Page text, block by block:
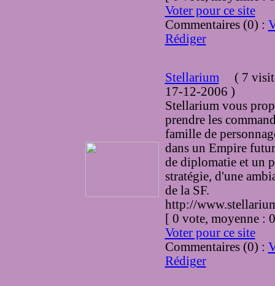
Voter pour ce site
Commentaires (0) :
Rédiger
Stellarium (7
17-12-2006 )
Stellarium vous
prendre les
famille de
dans un Empire
de diplomatie et un
stratégie, d'une
de la SF.
http://
[ 0 vote, moyenne
Voter pour ce site
Commentaires (0) :
Rédiger